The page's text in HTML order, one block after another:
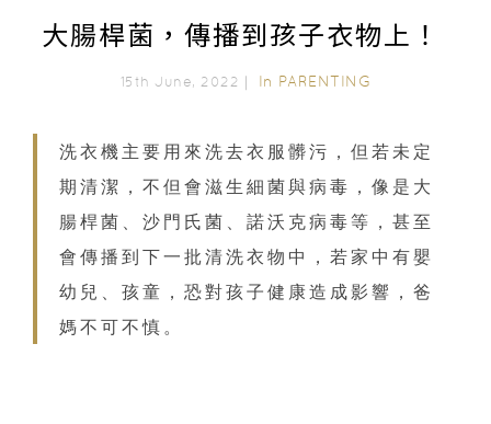
大腸桿菌，傳播到孩子衣物上！
15th June, 2022｜ In PARENTING
洗衣機主要用來洗去衣服髒污，但若未定
期清潔，不但會滋生細菌與病毒，像是大
腸桿菌、沙門氏菌、諾沃克病毒等，甚至
會傳播到下一批清洗衣物中，若家中有嬰
幼兒、孩童，恐對孩子健康造成影響，爸
媽不可不慎。